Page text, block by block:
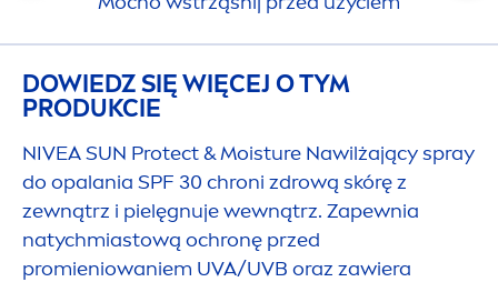
DOWIEDZ SIĘ WIĘCEJ O TYM
PRODUKCIE
NIVEASUN Protect& Moisture Nawilżający spray
do opalania SPF 30 chroni zdrową skórę z
zewnątrz i pielęgnuje wewnątrz. Zapewnia
natychmiastową ochronę przed
promieniowaniem UVA/UVB oraz zawiera